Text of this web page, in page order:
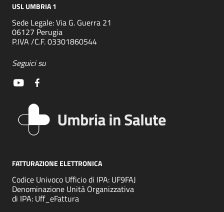
USL UMBRIA 1
Sede Legale: Via G. Guerra 21
06127 Perugia
P.IVA /C.F. 03301860544
Seguici su
FATTURAZIONE ELETTRONICA
Codice Univoco Ufficio di IPA: UF9FAJ
Denominazione Unità Organizzativa
di IPA: Uff_eFattura